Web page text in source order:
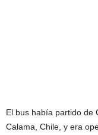
El bus había partido de
Calama, Chile, y era